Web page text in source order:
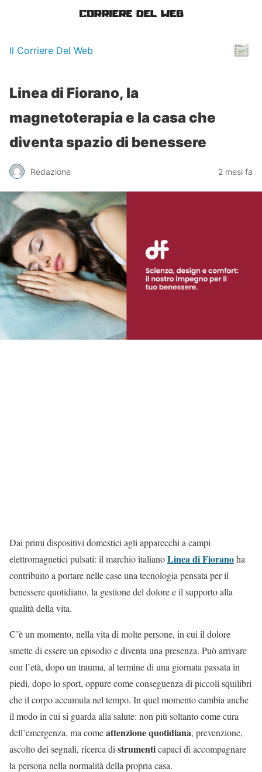
Il Corriere Del Web
Linea di Fiorano, la
magnetoterapia e la casa che
diventa spazio di benessere
Redazione 2 mesi fa
Dai primi dispositivi domestici agli apparecchi a campi
elettromagnetici pulsati: il marchio italianoLinea di Fioranoha
contribuito a portare nelle case una tecnologia pensata per il
benessere quotidiano, la gestione del dolore e il supporto alla
qualità della vita.
C’è un momento, nella vita di molte persone, in cui il dolore
smette di essere un episodio e diventa una presenza. Può arrivare
con l’età, dopo un trauma, al termine di una giornata passata in
piedi, dopo lo sport, oppure come conseguenza di piccoli squilibri
che il corpo accumula nel tempo. In quel momento cambia anche
il modo in cui si guarda alla salute: non più soltanto come cura
dell’emergenza, ma comeattenzione quotidiana, prevenzione,
ascolto dei segnali, ricerca di strumenticapaci di accompagnare
la persona nella normalità della propria casa.